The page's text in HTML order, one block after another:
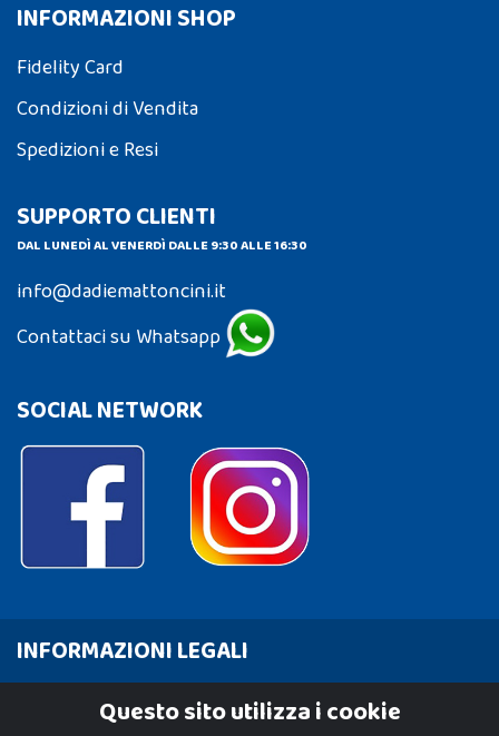
INFORMAZIONI SHOP
Fidelity Card
Condizioni di Vendita
Spedizioni e Resi
SUPPORTO CLIENTI
DAL LUNEDÌ AL VENERDÌ DALLE 9:30 ALLE 16:30
info@dadiemattoncini.it
Contattaci su Whatsapp
SOCIAL NETWORK
INFORMAZIONI LEGALI
Cookie PolicyQuesto sito utilizza i cookie